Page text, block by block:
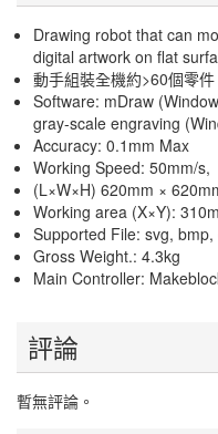
Drawing robot that can
digital artwork on flat
動手組裝全機約>60個零
Software: mDraw
gray-scale engraving
Accuracy: 0.1mm Max
Working Speed: 50mm/
(L×W×H) 620mm ×
Working area (X×Y):
Supported File: svg,
Gross Weight.: 4.3kg
Main Controller:
評論
暫無評論。